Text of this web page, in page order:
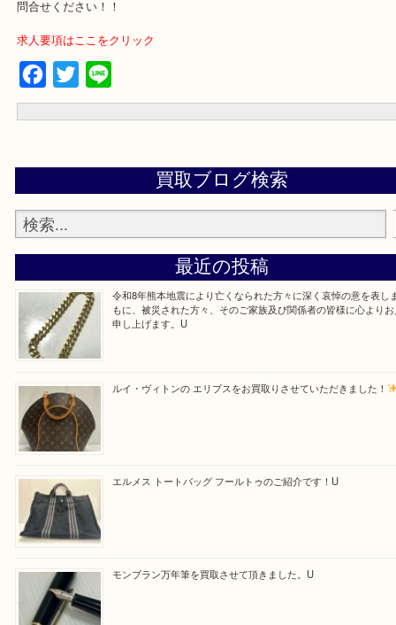
るよう一点一点を丁寧に査定いたします！
---お知らせ---
最後に当店では現在正社員を募集しておりますのでご興味ある方は
問合せください！！
求人要項はここをクリック
Facebook
Twitter
Line
もに、被災された方々、そのご家族及び関係者の皆様に心